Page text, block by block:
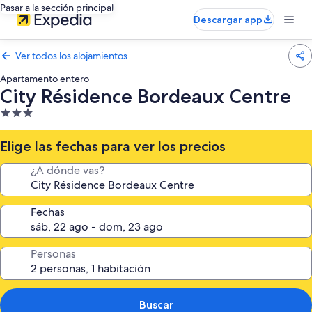
Pasar a la sección principal
Descargar app
Ver todos los alojamientos
Apartamento entero
City Résidence Bordeaux Centre
Alojamiento
de
3.0 estrellas
Elige las fechas para ver los precios
¿A dónde vas?
Fechas
Personas
Buscar